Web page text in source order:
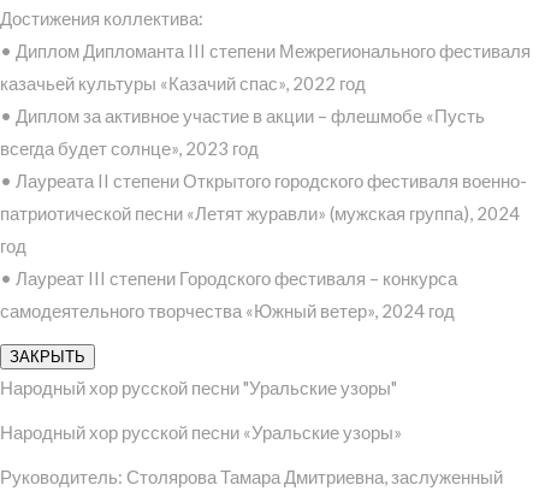
Достижения коллектива:
• Диплом Дипломанта III степени Межрегионального фестиваля
казачьей культуры «Казачий спас», 2022 год
• Диплом за активное участие в акции – флешмобе «Пусть
всегда будет солнце», 2023 год
• Лауреата II степени Открытого городского фестиваля военно-
патриотической песни «Летят журавли» (мужская группа), 2024
год
• Лауреат III степени Городского фестиваля – конкурса
самодеятельного творчества «Южный ветер», 2024 год
ЗАКРЫТЬ
Народный хор русской песни "Уральские узоры"
Народный хор русской песни «Уральские узоры»
Руководитель: Столярова Тамара Дмитриевна, заслуженный